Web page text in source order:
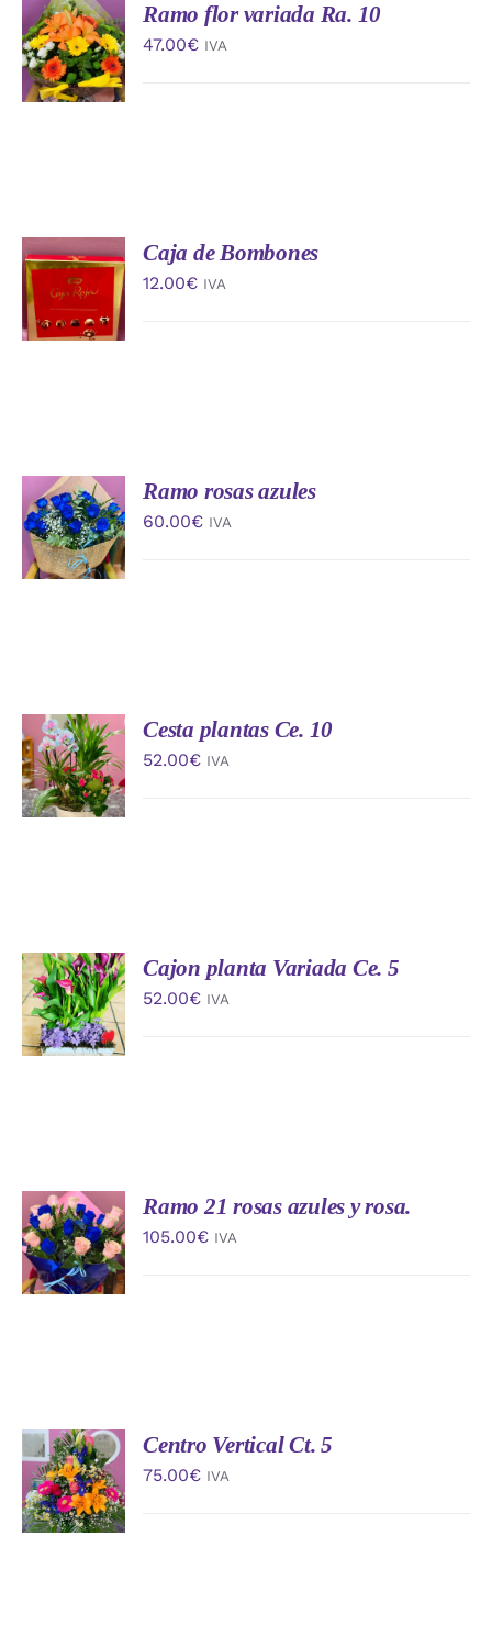
AÑADIR
AL
CARRITO
/
DETALLES
Ramo flor variada Ra. 10
47.00€ IVA
AÑADIR
AL
CARRITO
/
DETALLES
Caja de Bombones
12.00€ IVA
AÑADIR
AL
CARRITO
/
DETALLES
Ramo rosas azules
60.00€ IVA
AÑADIR
AL
CARRITO
/
DETALLES
Cesta plantas Ce. 10
52.00€ IVA
AÑADIR
AL
CARRITO
/
DETALLES
Cajon planta Variada Ce. 5
52.00€ IVA
AÑADIR
AL
CARRITO
/
DETALLES
Ramo 21 rosas azules y rosa.
105.00€ IVA
AÑADIR
AL
CARRITO
/
DETALLES
Centro Vertical Ct. 5
75.00€ IVA